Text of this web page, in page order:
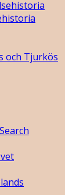
och Tjurkös